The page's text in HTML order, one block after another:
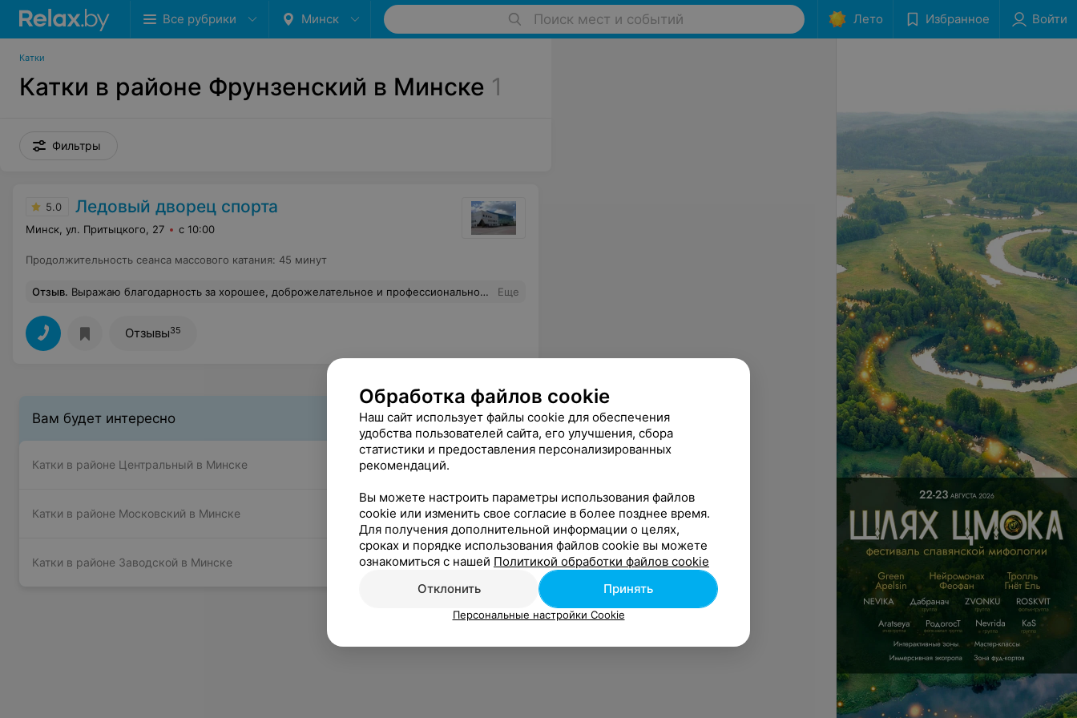
Все рубрики Минск Поиск мест и событий Лето Избранное Войти
Катки
Катки в районе Фрунзенский в Минске 1
Фильтры
5.0 Ледовый дворец спорта
Минск, ул. Притыцкого, 27 с 10:00
Продолжительность сеанса массового катания: 45 минут
Отзыв. Выражаю благодарность за хорошее, доброжелательное и профессиональное обслуживание работников касс при продаже билетов. Еще
Отзывы35
Вам будет интересно
Катки в районе Центральный в Минске
Катки в районе Московский в Минске
Катки в районе Заводской в Минске
Обработка файлов cookie
Наш сайт использует файлы cookie для обеспечения
удобства пользователей сайта, его улучшения, сбора
статистики и предоставления персонализированных
рекомендаций.
Вы можете настроить параметры использования файлов
cookie или изменить свое согласие в более позднее время.
Для получения дополнительной информации о целях,
сроках и порядке использования файлов cookie вы можете
ознакомиться с нашей Политикой обработки файлов cookie
Отклонить
Принять
Персональные настройки Cookie